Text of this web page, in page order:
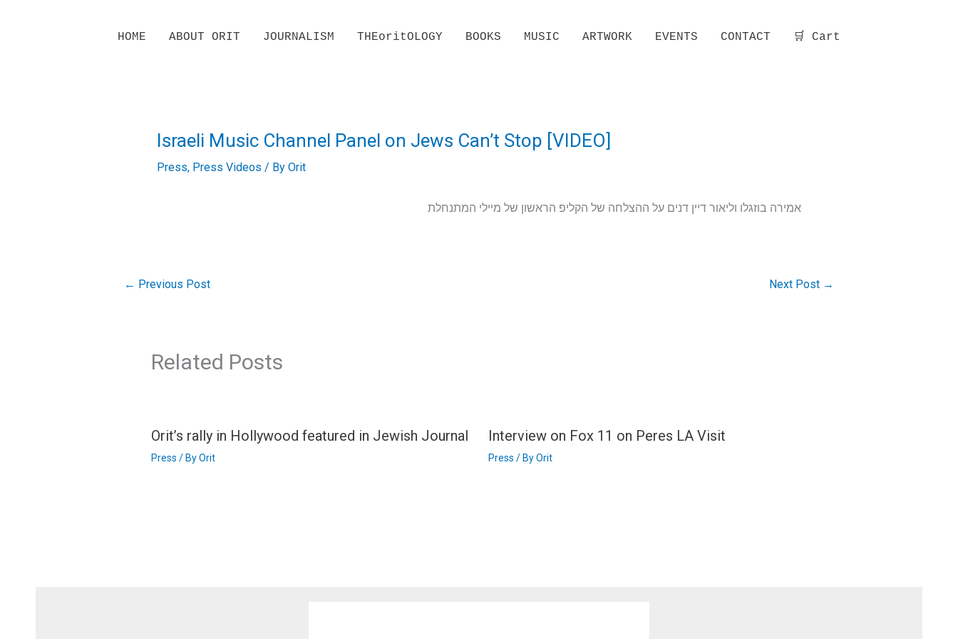
HOME ABOUT ORIT JOURNALISM THEoritOLOGY BOOKS MUSIC ARTWORK EVENTS CONTACT 🛒 Cart
Israeli Music Channel Panel on Jews Can’t Stop [VIDEO]
Press, Press Videos / By Orit
אמירה בוזגלו וליאור דיין דנים על ההצלחה של הקליפ הראשון של מיילי המתנחלת
← Previous Post Next Post →
Related Posts
Orit’s rally in Hollywood featured in Jewish Journal
Press / ByOrit
Interview on Fox 11 on Peres LA Visit
Press / ByOrit